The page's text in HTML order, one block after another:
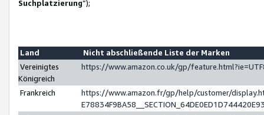
Suchplatzierung”);
Land
Nicht abschließende Liste der Marken
Vereinigtes
Königreich
https://www.amazon.co.uk/gp/
Frankreich
https://www.amazon.fr/gp/help/customer/